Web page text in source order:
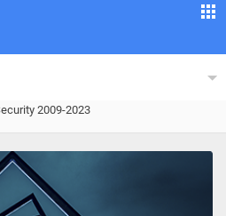
2009-2023